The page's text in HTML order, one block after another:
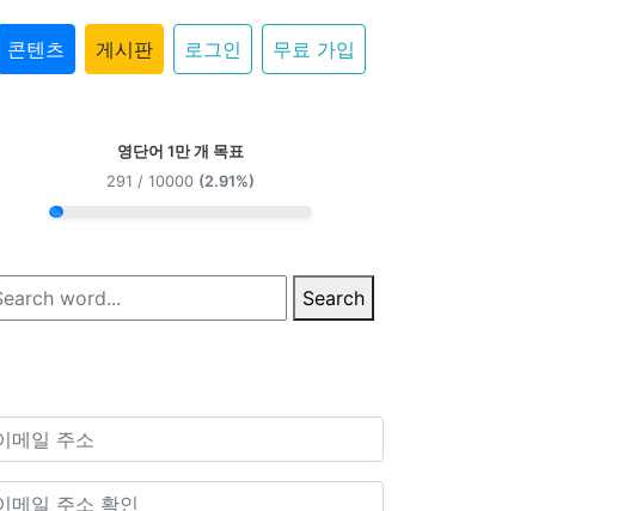
콘텐츠 게시판 로그인 무료 가입
영단어 1만 개 목표
291 / 10000 (2.91%)
Search